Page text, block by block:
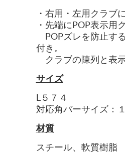
・右用・左用クラブ
・先端にPOP表示用
POPズレを防止す
付き。
クラブの陳列と表
サイズ
L５７４
対応角バーサイズ：
材質
スチール、軟質樹脂